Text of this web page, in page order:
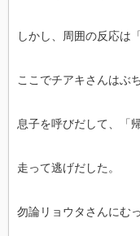
しかし、周囲の反応は
ここでチアキさんはぶ
息子を呼びだして、「
走って逃げだした。
勿論リョウタさんにむ